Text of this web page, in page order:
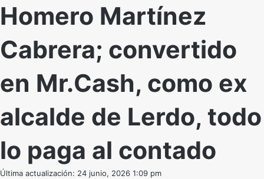
Homero Martínez
Cabrera; convertido
en Mr.Cash, como ex
alcalde de Lerdo, todo
lo paga al contado
Última actualización: 24 junio, 2026 1:09 pm